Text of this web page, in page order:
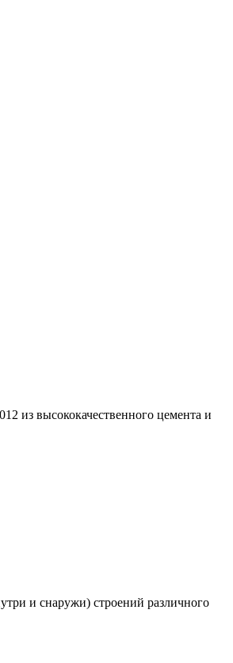
из высококачественного цемента и
и снаружи) строений различного